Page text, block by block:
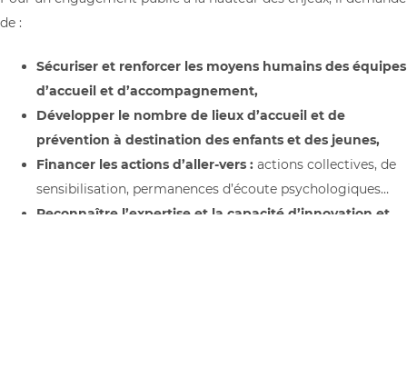
de :
Sécuriser et renforcer les moyens humains des équipes
d’accueil et d’accompagnement,
Développer le nombre de lieux d’accueil et de
prévention à destination des enfants et des jeunes,
Financer les actions d’aller-vers : actions collectives, de
sensibilisation, permanences d’écoute psychologiques…
Reconnaître l’expertise et la capacité d’innovation et